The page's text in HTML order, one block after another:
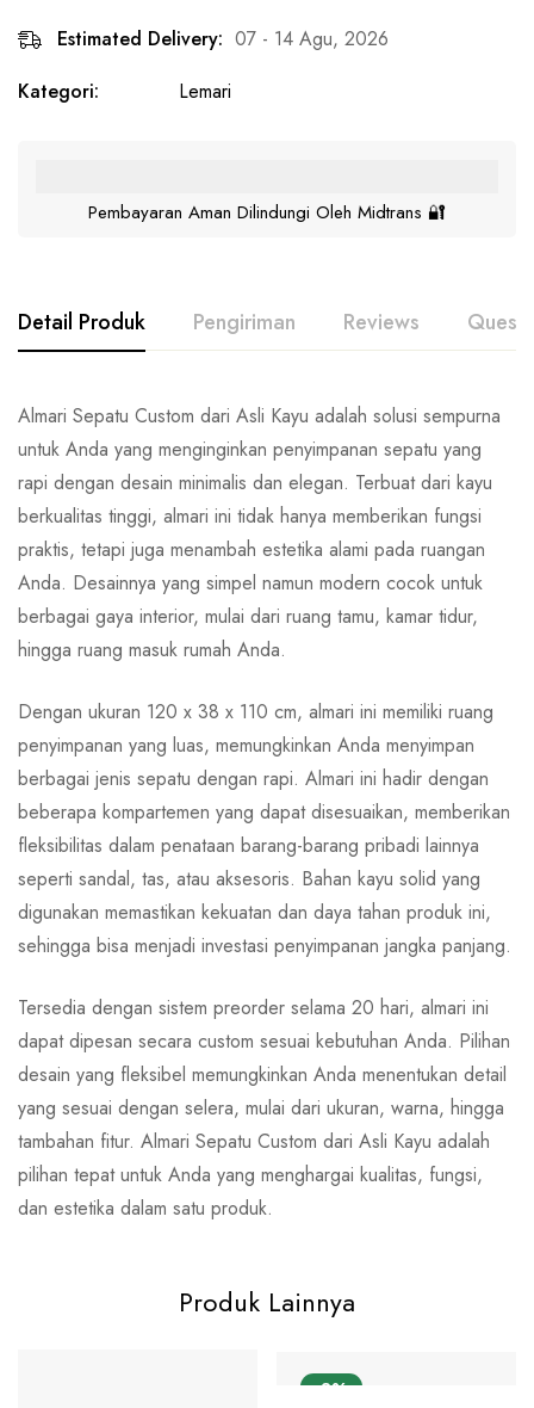
Estimated Delivery: 07 - 14 Agu, 2026
Kategori:
Lemari
Pembayaran Aman Dilindungi Oleh Midtrans 🔐
Detail Produk Pengiriman Reviews
Almari Sepatu Custom dari Asli Kayu adalah solusi sempurna
untuk Anda yang menginginkan penyimpanan sepatu yang
rapi dengan desain minimalis dan elegan. Terbuat dari kayu
berkualitas tinggi, almari ini tidak hanya memberikan fungsi
praktis, tetapi juga menambah estetika alami pada ruangan
Anda. Desainnya yang simpel namun modern cocok untuk
berbagai gaya interior, mulai dari ruang tamu, kamar tidur,
hingga ruang masuk rumah Anda.
Dengan ukuran 120 x 38 x 110 cm, almari ini memiliki ruang
penyimpanan yang luas, memungkinkan Anda menyimpan
berbagai jenis sepatu dengan rapi. Almari ini hadir dengan
beberapa kompartemen yang dapat disesuaikan, memberikan
fleksibilitas dalam penataan barang-barang pribadi lainnya
seperti sandal, tas, atau aksesoris. Bahan kayu solid yang
digunakan memastikan kekuatan dan daya tahan produk ini,
sehingga bisa menjadi investasi penyimpanan jangka panjang.
Tersedia dengan sistem preorder selama 20 hari, almari ini
dapat dipesan secara custom sesuai kebutuhan Anda. Pilihan
desain yang fleksibel memungkinkan Anda menentukan detail
yang sesuai dengan selera, mulai dari ukuran, warna, hingga
tambahan fitur. Almari Sepatu Custom dari Asli Kayu adalah
pilihan tepat untuk Anda yang menghargai kualitas, fungsi,
dan estetika dalam satu produk.
Produk Lainnya
-8%